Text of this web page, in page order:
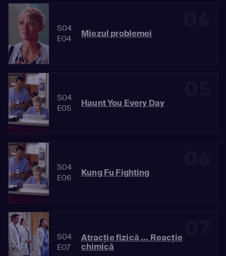
S04
E04
Miezul problemei
S04
E05
Haunt You Every Day
S04
E06
Kung Fu Fighting
S04
E07
Atracţie fizică ... Reacţie
chimică